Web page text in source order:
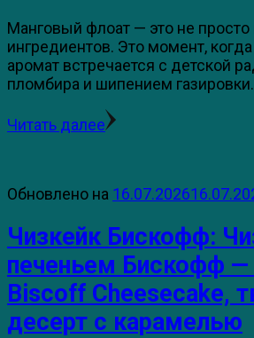
Манговый флоат — это не просто
ингредиентов. Это момент,
аромат встречается с детской
пломбира и шипением
Читать далее
Обновлено на 16.07.2026
Чизкейк Бискофф:
печеньем Бискофф —
Biscoff Cheesecake,
десерт с карамелью